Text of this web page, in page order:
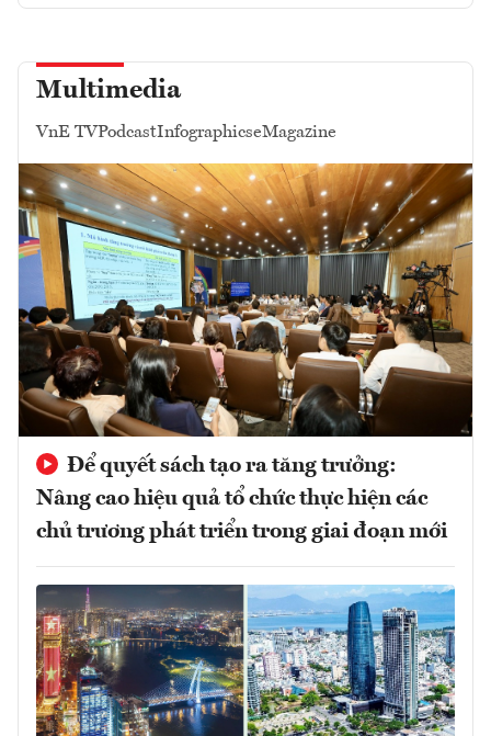
Multimedia
VnE TVPodcastInfographicseMagazine
Để quyết sách tạo ra tăng trưởng:
Nâng cao hiệu quả tổ chức thực hiện các
chủ trương phát triển trong giai đoạn mới